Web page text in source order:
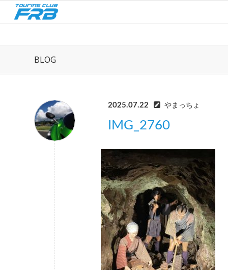
BLOG
2025.07.22 やまっちょ
IMG_2760